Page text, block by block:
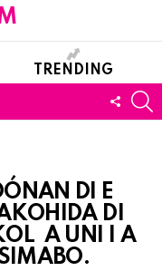
TRENDING
DI E
DI
A UNI I A